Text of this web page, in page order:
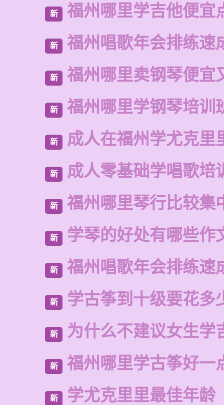
新 福州哪里学吉他便宜
新 福州唱歌年会排练速
新 福州哪里卖钢琴便宜
新 福州哪里学钢琴培训
新 成人在福州学尤克里
新 成人零基础学唱歌培
新 福州哪里琴行比较集
新 学琴的好处有哪些作
新 福州唱歌年会排练速
新 学古筝到十级要花多
新 为什么不建议女生学
新 福州哪里学古筝好一
新 学尤克里里最佳年龄